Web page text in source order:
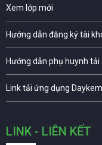
Xem lớp mới
Hướng dẫn đăng ký tài
Hướng dẫn phụ huynh
Link tải ứng dụng
LINK - LIÊN KẾT